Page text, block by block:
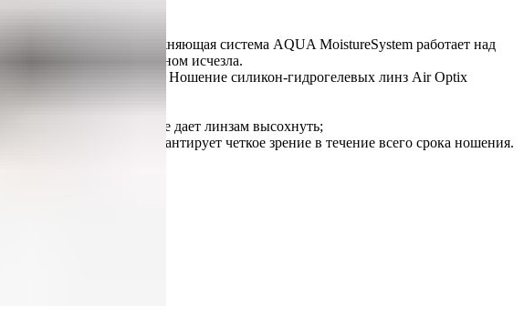
30 дней и ночей. Увлажняющая система AQUA MoistureSystem работает над
снятии линз перед сном исчезла.
близорукости на месяц. Ношение силикон-гидрогелевых линз Air Optix
30 суток ношения и не дает линзам высохнуть;
в слезе, что гарантирует четкое зрение в течение всего срока ношения.